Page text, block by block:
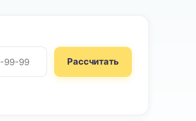
Рассчитать